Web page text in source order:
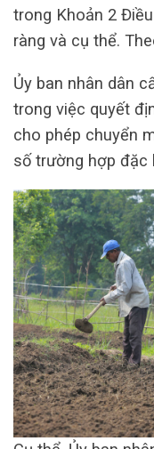
trong Khoản 2
ràng và cụ thể.
Ủy ban nhân dân
trong việc quyết
cho phép chuyển
số trường hợp đặc